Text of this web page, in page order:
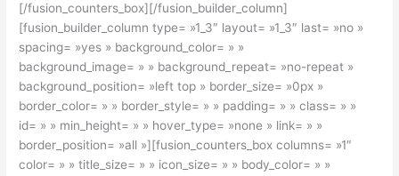
[/fusion_counters_box][/fusion_builder_column]
[fusion_builder_column type= »1_3″ layout= »1_3″ last= »no »
spacing= »yes » background_color= » »
background_image= » » background_repeat= »no-repeat »
background_position= »left top » border_size= »0px »
border_color= » » border_style= » » padding= » » class= » »
id= » » min_height= » » hover_type= »none » link= » »
border_position= »all »][fusion_counters_box columns= »1″
color= » » title_size= » » icon_size= » » body_color= » »